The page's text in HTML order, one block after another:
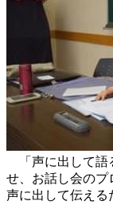
「声に出して語
せ、お話し会のプ
声に出して伝える